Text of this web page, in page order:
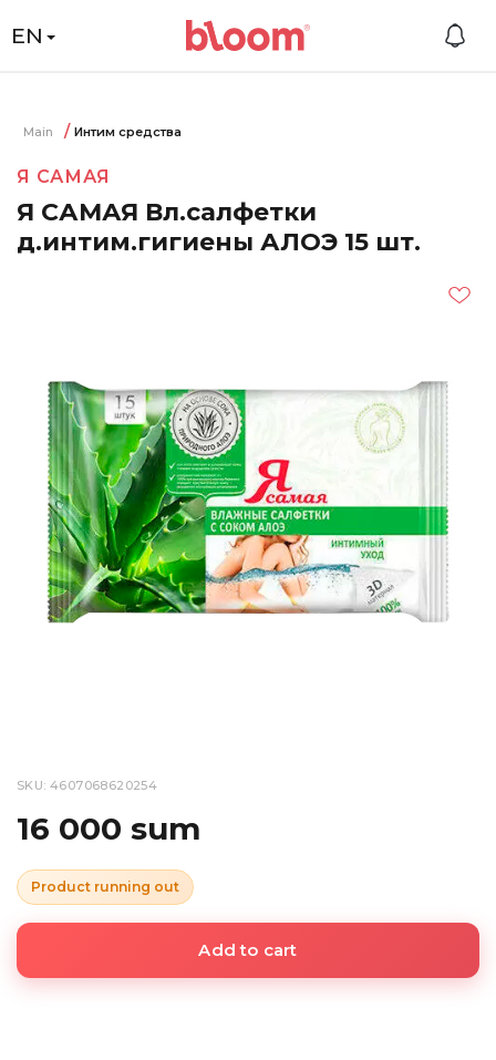
EN
Main Интим средства
Я САМАЯ
Я САМАЯ Вл.салфетки
д.интим.гигиены АЛОЭ 15 шт.
SKU: 4607068620254
16 000 sum
Product running out
Add to cart